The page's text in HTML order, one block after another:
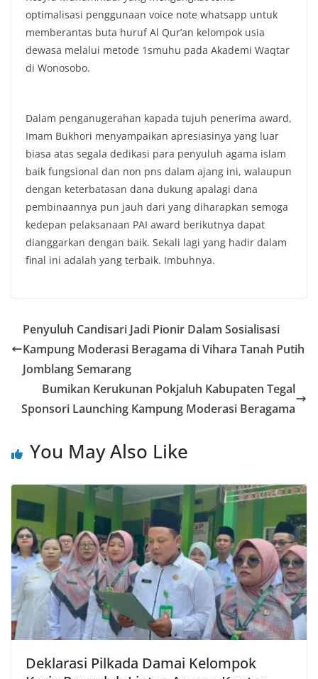
optimalisasi penggunaan voice note whatsapp untuk
memberantas buta huruf Al Qur’an kelompok usia
dewasa melalui metode 1smuhu pada Akademi Waqtar
di Wonosobo.
Dalam penganugerahan kapada tujuh penerima award,
Imam Bukhori menyampaikan apresiasinya yang luar
biasa atas segala dedikasi para penyuluh agama islam
baik fungsional dan non pns dalam ajang ini, walaupun
dengan keterbatasan dana dukung apalagi dana
pembinaannya pun jauh dari yang diharapkan semoga
kedepan pelaksanaan PAI award berikutnya dapat
dianggarkan dengan baik. Sekali lagi yang hadir dalam
final ini adalah yang terbaik. Imbuhnya.
Penyuluh Candisari Jadi Pionir Dalam Sosialisasi
Kampung Moderasi Beragama di Vihara Tanah Putih
Jomblang Semarang
Bumikan Kerukunan Pokjaluh Kabupaten Tegal
Sponsori Launching Kampung Moderasi Beragama
You May Also Like
Deklarasi Pilkada Damai Kelompok